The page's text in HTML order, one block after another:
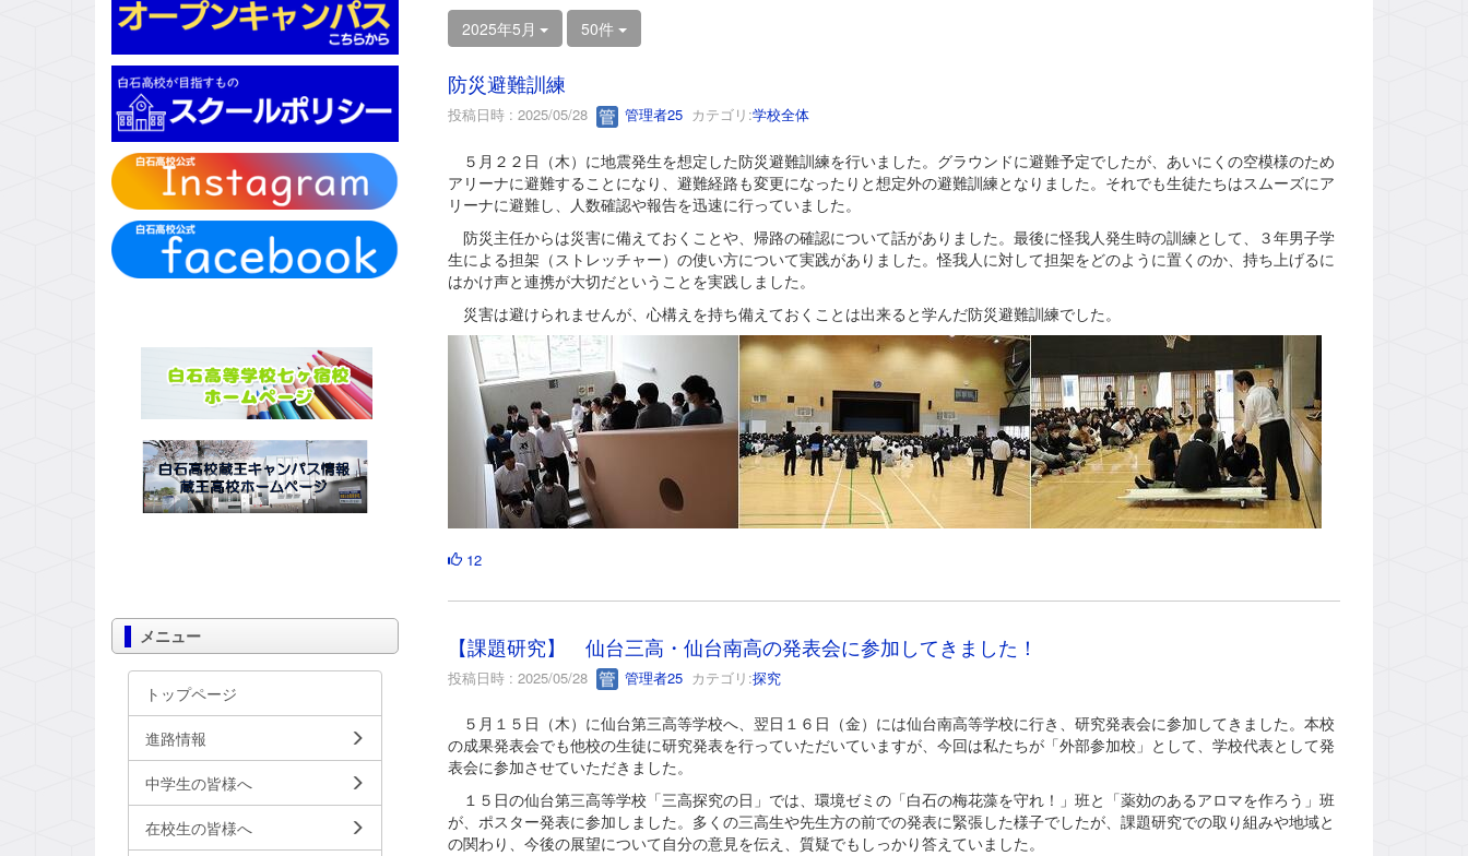
2025年5月 50件
防災避難訓練
投稿日時 : 2025/05/28 管理者25カテゴリ:学校全体
５月２２日（木）に地震発生を想定した防災避難訓練を行いました。グラウンドに避難予定でしたが、あいにくの空模様のため
アリーナに避難することになり、避難経路も変更になったりと想定外の避難訓練となりました。それでも生徒たちはスムーズにア
リーナに避難し、人数確認や報告を迅速に行っていました。
防災主任からは災害に備えておくことや、帰路の確認について話がありました。最後に怪我人発生時の訓練として、３年男子学
生による担架（ストレッチャー）の使い方について実践がありました。怪我人に対して担架をどのように置くのか、持ち上げるに
はかけ声と連携が大切だということを実践しました。
災害は避けられませんが、心構えを持ち備えておくことは出来ると学んだ防災避難訓練でした。
12
【課題研究】 仙台三高・仙台南高の発表会に参加してきました！
投稿日時 : 2025/05/28 管理者25カテゴリ:探究
５月１５日（木）に仙台第三高等学校へ、翌日１６日（金）には仙台南高等学校に行き、研究発表会に参加してきました。本校
の成果発表会でも他校の生徒に研究発表を行っていただいていますが、今回は私たちが「外部参加校」として、学校代表として発
表会に参加させていただきました。
１５日の仙台第三高等学校「三高探究の日」では、環境ゼミの「白石の梅花藻を守れ！」班と「薬効のあるアロマを作ろう」班
が、ポスター発表に参加しました。多くの三高生や先生方の前での発表に緊張した様子でしたが、課題研究での取り組みや地域と
の関わり、今後の展望について自分の意見を伝え、質疑でもしっかり答えていました。
メニュー
トップページ
進路情報
中学生の皆様へ
在校生の皆様へ